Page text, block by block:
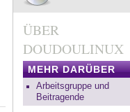
ÜBER
DOUDOULINUX
MEHR DARÜBER
Arbeitsgruppe und
Beitragende